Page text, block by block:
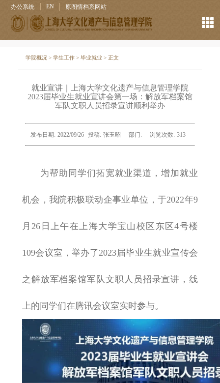
办公系统 EN 原图情档系网站
学院概况 >学生工作 >毕业就业 > 正文
​就业宣讲｜上海大学文化遗产与信息管理学院
2023届毕业生就业宣讲会第一场：解放军档案馆
军队文职人员招录宣讲顺利举办
发布日期: 2022/09/26 投稿: 张玉昭 部门: 浏览次数: 313
为帮助同学们拓宽就业渠道，增加就业
机会，我院积极联动企事业单位，于2022年9
月26日上午在上海大学宝山校区东区4号楼
109会议室，举办了2023届毕业生就业宣传会
之解放军档案馆军队文职人员招录宣讲，线
上的同学们在腾讯会议室实时参与。